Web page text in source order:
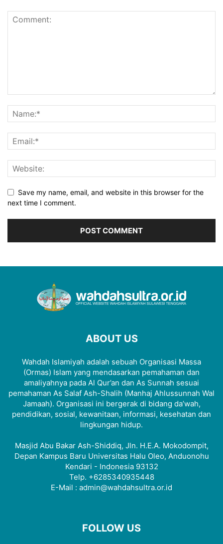
Save my name, email, and website in this browser for the
next time I comment.
ABOUT US
Wahdah Islamiyah adalah sebuah Organisasi Massa
(Ormas) Islam yang mendasarkan pemahaman dan
amaliyahnya pada Al Qur’an dan As Sunnah sesuai
pemahaman As Salaf Ash-Shalih (Manhaj Ahlussunnah Wal
Jamaah). Organisasi ini bergerak di bidang da’wah,
pendidikan, sosial, kewanitaan, informasi, kesehatan dan
lingkungan hidup.
Masjid Abu Bakar Ash-Shiddiq, Jln. H.E.A. Mokodompit,
Depan Kampus Baru Universitas Halu Oleo, Anduonohu
Kendari - Indonesia 93132
Telp. +6285340935448
E-Mail : admin@wahdahsultra.or.id
FOLLOW US